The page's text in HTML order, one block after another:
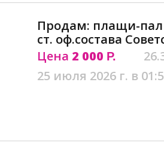
Продам: плащи-
ст. оф.состава
Цена 2 000 Р.
25 июля 2026 г. в